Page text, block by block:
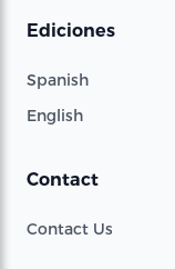
Ediciones
Spanish
English
Contact
Contact Us